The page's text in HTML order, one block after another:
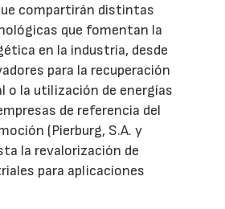
compartirán distintas
que fomentan la
en la industria, desde
para la recuperación
o la utilización de energías
de referencia del
(Pierburg, S.A. y
la revalorización de
para aplicaciones